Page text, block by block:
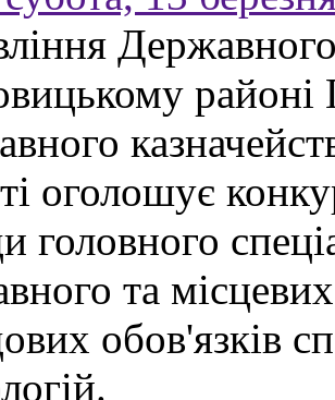
районі
оголошує
головного
та
обов'язків